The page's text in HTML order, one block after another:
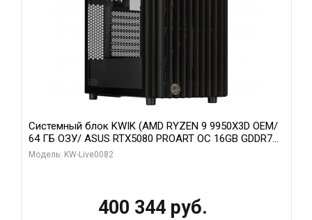
Системный блок KWIK (AMD RYZEN 9 9950X3D OEM/
64 ГБ ОЗУ/ ASUS RTX5080 PROART OC 16GB GDDR7
256bit Type-C DP 2/ 512 ГБ SSD)
Модель: KW-Live0082
400 344 руб.